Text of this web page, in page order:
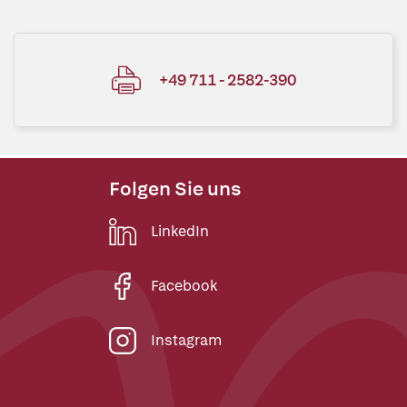
+49 711 - 2582-390
Folgen Sie uns
LinkedIn
Facebook
Instagram